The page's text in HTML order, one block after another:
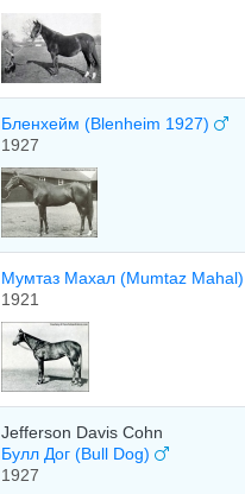
Бленхейм (Blenheim 1927)
1927
Мумтаз Махал (Mumtaz Mahal)
1921
Jefferson Davis Cohn
Булл Дог (Bull Dog)
1927